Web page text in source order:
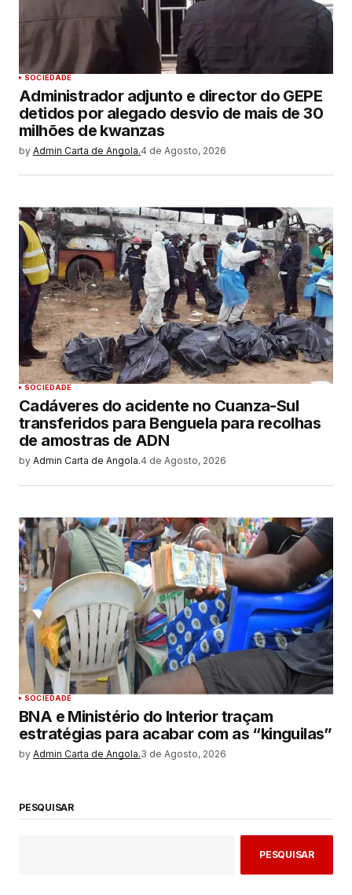
SOCIEDADE
Administrador adjunto e director do GEPE
detidos por alegado desvio de mais de 30
milhões de kwanzas
by Admin Carta de Angola.4 de Agosto, 2026
SOCIEDADE
Cadáveres do acidente no Cuanza-Sul
transferidos para Benguela para recolhas
de amostras de ADN
by Admin Carta de Angola.4 de Agosto, 2026
SOCIEDADE
BNA e Ministério do Interior traçam
estratégias para acabar com as “kinguilas”
by Admin Carta de Angola.3 de Agosto, 2026
PESQUISAR
PESQUISAR